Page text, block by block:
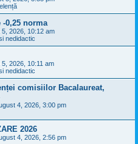
0,25 norma
5, 2026, 10:12 am
nedidactic
5, 2026, 10:11 am
nedidactic
comisiilor Bacalaureat,
4, 2026, 3:00 pm
2026
4, 2026, 2:56 pm